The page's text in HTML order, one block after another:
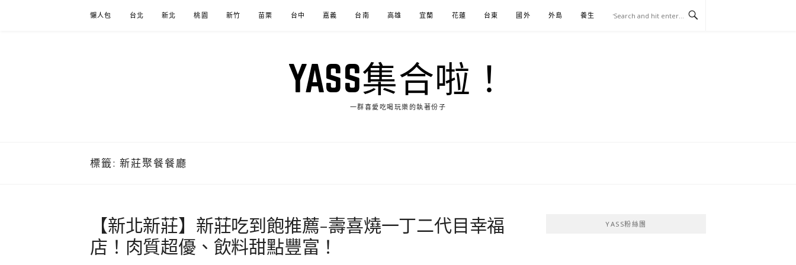
懶人包 台北 新北 桃園 新竹 苗栗 台中 嘉義 台南 高雄 宜蘭 花蓮 台東 國外 外島 養生 伴手禮
YASS集合啦！
一群喜愛吃喝玩樂的執著份子
標籤: 新莊聚餐餐廳
【新北新莊】新莊吃到飽推薦-壽喜燒一丁二代目幸福
店！肉質超優、飲料甜點豐富！
YASS粉絲團